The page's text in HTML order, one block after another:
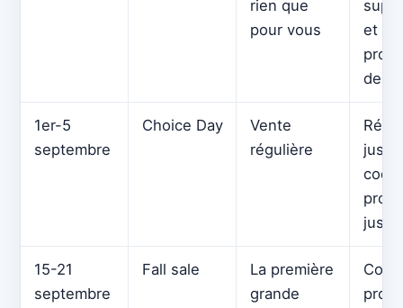
rien que
pour vous
et
de 2
1er-5
septembre
Choice Day
Vente
régulière
15-21
septembre
Fall sale
La première
grande